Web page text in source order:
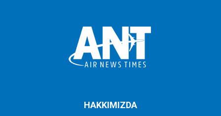
HAKKIMIZDA